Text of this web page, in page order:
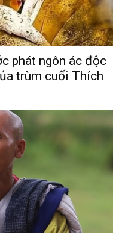
phát ngôn ác độc
trùm cuối Thích